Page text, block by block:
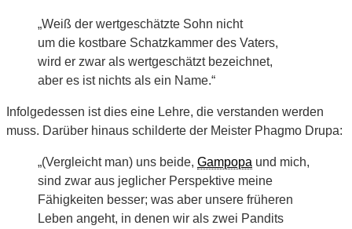
„Weiß der wertgeschätzte Sohn nicht
um die kostbare Schatzkammer des Vaters,
wird er zwar als wertgeschätzt bezeichnet,
aber es ist nichts als ein Name.“
Infolgedessen ist dies eine Lehre, die verstanden werden
muss. Darüber hinaus schilderte der Meister Phagmo Drupa:
„(Vergleicht man) uns beide, Gampopa und mich,
sind zwar aus jeglicher Perspektive meine
Fähigkeiten besser; was aber unsere früheren
Leben angeht, in denen wir als zwei Pandits